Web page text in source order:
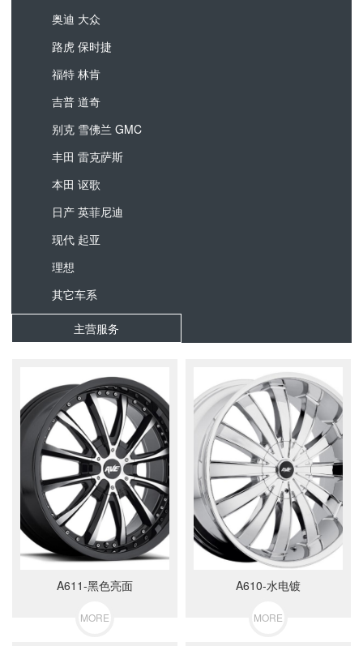
奥迪 大众
路虎 保时捷
福特 林肯
吉普 道奇
别克 雪佛兰 GMC
丰田 雷克萨斯
本田 讴歌
日产 英菲尼迪
现代 起亚
理想
其它车系
主营服务
A611-黑色亮面
MORE
A610-水电镀
MORE